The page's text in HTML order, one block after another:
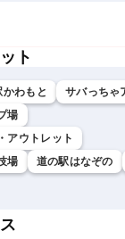
ト
かわもと
サバっちゃ
場
アウトレット
場
道の駅はなぞの